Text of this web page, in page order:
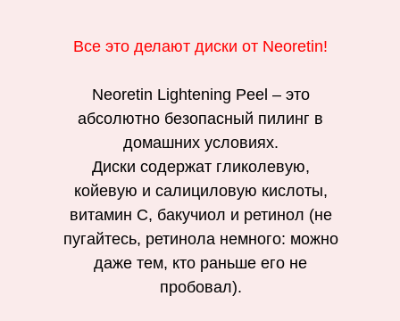
Все это делают диски от Neoretin!
Neoretin Lightening Peel – это
абсолютно безопасный пилинг в
домашних условиях.
Диски содержат гликолевую,
койевую и салициловую кислоты,
витамин С, бакучиол и ретинол (не
пугайтесь, ретинола немного: можно
даже тем, кто раньше его не
пробовал).